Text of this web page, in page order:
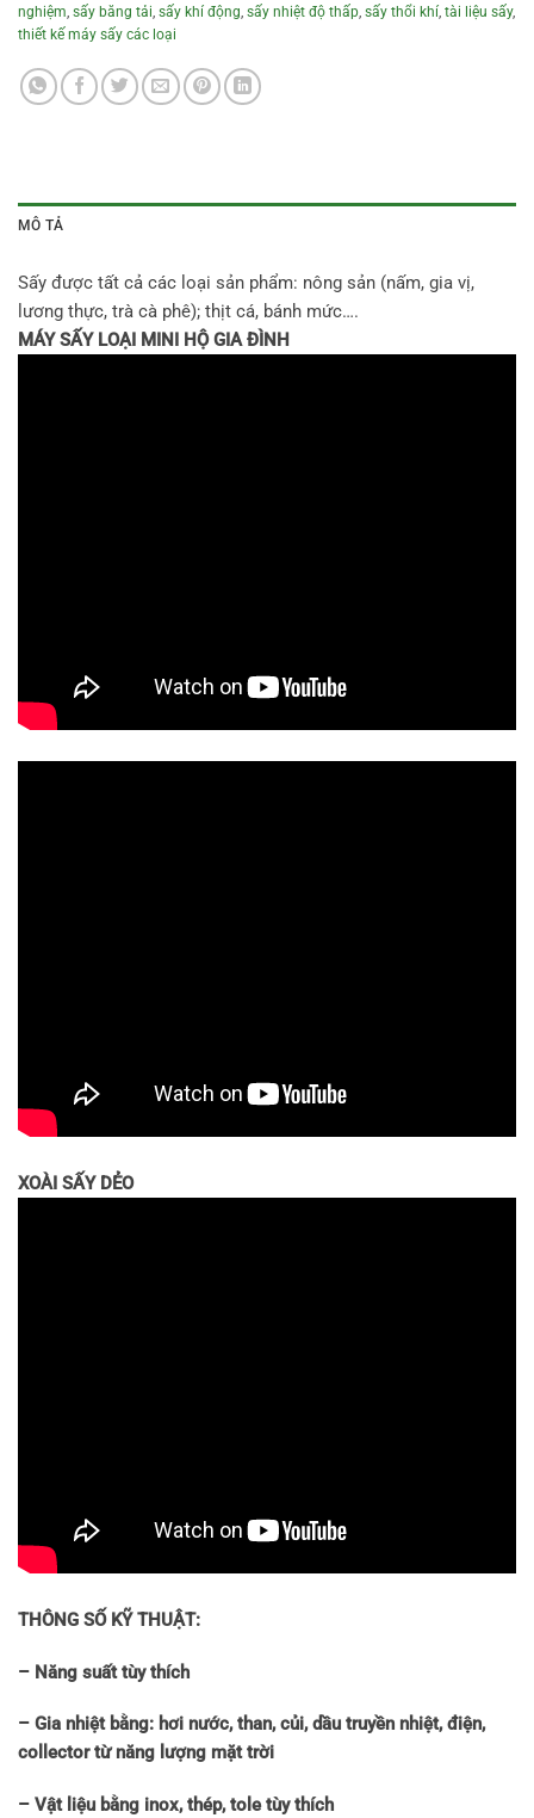
nghiệm, sấy băng tải, sấy khí động, sấy nhiệt độ thấp, sấy thổi khí, tài liệu sấy,
thiết kế máy sấy các loại
MÔ TẢ
Sấy được tất cả các loại sản phẩm: nông sản (nấm, gia vị,
lương thực, trà cà phê); thịt cá, bánh mức….
MÁY SẤY LOẠI MINI HỘ GIA ĐÌNH
XOÀI SẤY DẺO
THÔNG SỐ KỸ THUẬT:
– Năng suất tùy thích
– Gia nhiệt bằng: hơi nước, than, củi, dầu truyền nhiệt, điện,
collector từ năng lượng mặt trời
– Vật liệu bằng inox, thép, tole tùy thích